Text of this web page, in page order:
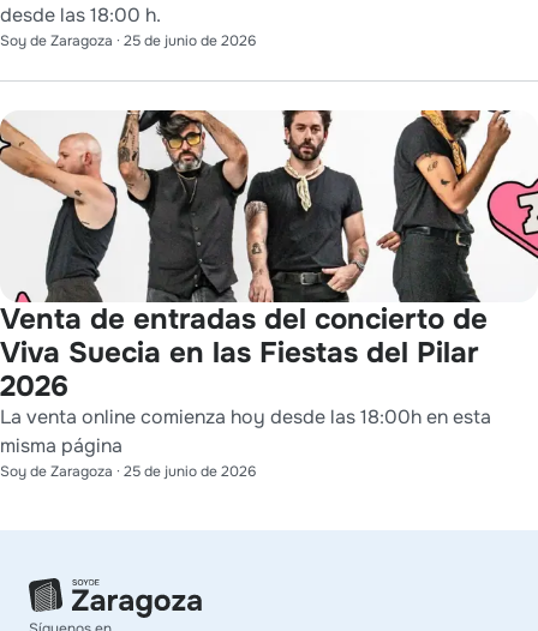
desde las 18:00 h.
Soy de Zaragoza · 25 de junio de 2026
Venta de entradas del concierto de
Viva Suecia en las Fiestas del Pilar
2026
La venta online comienza hoy desde las 18:00h en esta
misma página
Soy de Zaragoza · 25 de junio de 2026